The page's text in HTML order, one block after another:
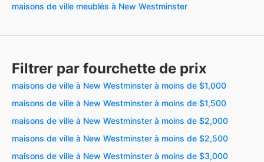
maisons de ville meublés à New Westminster
Filtrer par fourchette de prix
maisons de ville à New Westminster à moins de $1,000
maisons de ville à New Westminster à moins de $1,500
maisons de ville à New Westminster à moins de $2,000
maisons de ville à New Westminster à moins de $2,500
maisons de ville à New Westminster à moins de $3,000